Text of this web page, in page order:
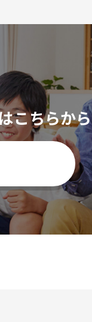
こちらから